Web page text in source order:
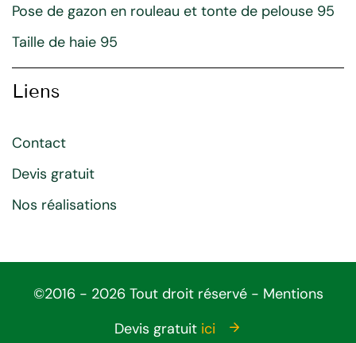
Devis gratuit ici
Pose de gazon en rouleau et tonte de pelouse 95
Taille de haie 95
Liens
Contact
Devis gratuit
Nos réalisations
©2016 - 2026 Tout droit réservé - Mentions